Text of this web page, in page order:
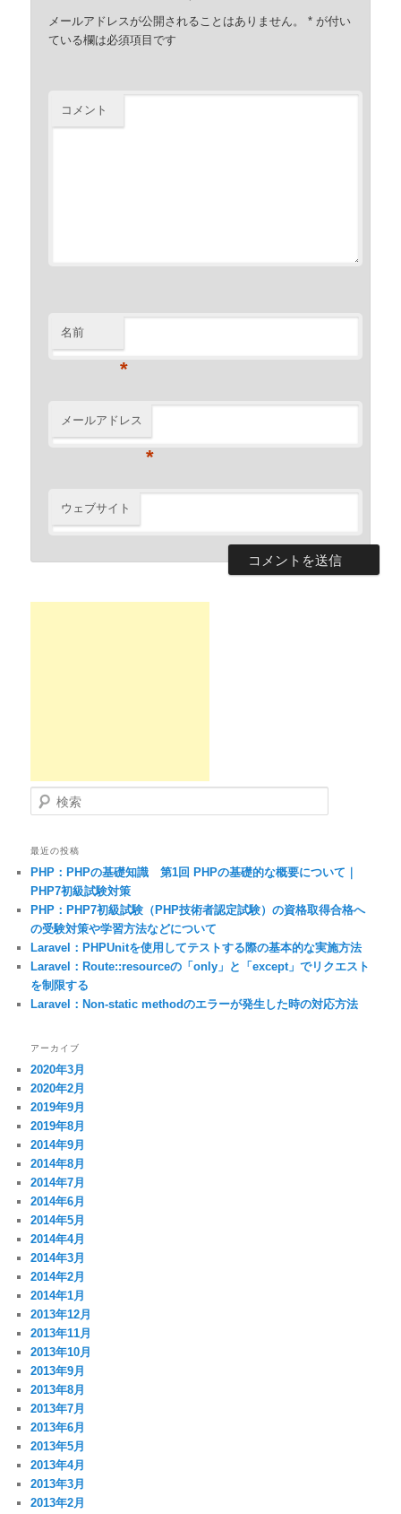
メールアドレスが公開されることはありません。 *が付い
ている欄は必須項目です
コメント
名前
*
メールアドレス
*
ウェブサイト
検索
最近の投稿
PHP：PHPの基礎知識 第1回 PHPの基礎的な概要について｜
PHP7初級試験対策
PHP：PHP7初級試験（PHP技術者認定試験）の資格取得合格へ
の受験対策や学習方法などについて
Laravel：PHPUnitを使用してテストする際の基本的な実施方法
Laravel：Route::resourceの「only」と「except」でリクエスト
を制限する
Laravel：Non-static methodのエラーが発生した時の対応方法
アーカイブ
2020年3月
2020年2月
2019年9月
2019年8月
2014年9月
2014年8月
2014年7月
2014年6月
2014年5月
2014年4月
2014年3月
2014年2月
2014年1月
2013年12月
2013年11月
2013年10月
2013年9月
2013年8月
2013年7月
2013年6月
2013年5月
2013年4月
2013年3月
2013年2月